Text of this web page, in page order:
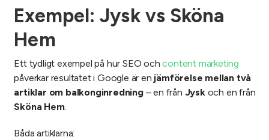
Exempel: Jysk vs Sköna
Hem
Ett tydligt exempel på hur SEO ochcontent marketing
påverkar resultatet i Google är en jämförelse mellan två
artiklar om balkonginredning– en från Jyskoch en från
Sköna Hem.
Båda artiklarna: